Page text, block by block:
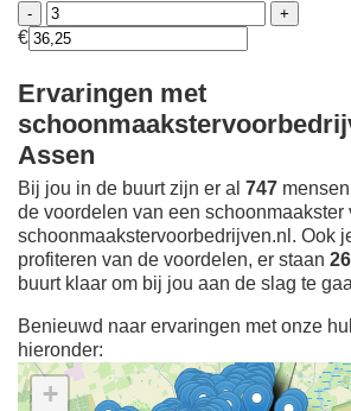
€
Ervaringen met
Assen
Bij jou in de buurt zijn er al 747
de voordelen van een schoonmaakster
schoonmaakstervoorbedrijven.nl. Ook
profiteren van de voordelen, er staan
buurt klaar om bij jou aan de slag te
Benieuwd naar ervaringen met onze
hieronder:
+